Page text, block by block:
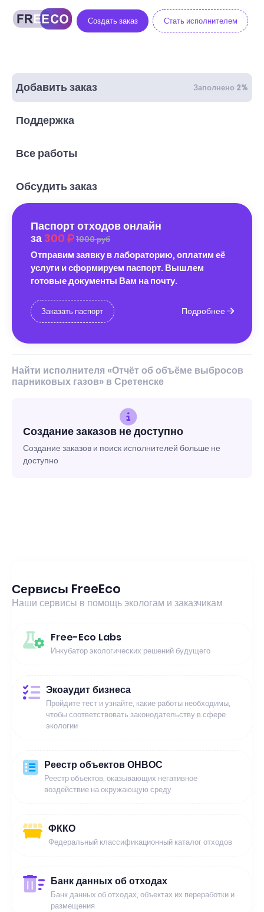
Создать заказ Стать исполнителем
Добавить заказ Заполнено 2%
Поддержка
Все работы
Обсудить заказ
Паспорт отходов онлайн
за 300 1000 руб
Отправим заявку в лабораторию, оплатим её
услуги и сформируем паспорт. Вышлем
готовые документы Вам на почту.
Заказать паспорт Подробнее
Найти исполнителя «Отчёт об объёме выбросов
парниковых газов» в Сретенске
Создание заказов не доступно
Создание заказов и поиск исполнителей больше не
доступно
Сервисы FreeEco
Наши сервисы в помощь экологам и заказчикам
Free-Eco Labs
Инкубатор экологических решений будущего
Экоаудит бизнеса
Пройдите тест и узнайте, какие работы необходимы,
чтобы соответствовать законодательству в сфере
экологии
Реестр объектов ОНВОС
Реестр объектов, оказывающих негативное
воздействие на окружающую среду
ФККО
Федеральный классификационный каталог отходов
Банк данных об отходах
Банк данных об отходах, объектах их переработки и
размещения